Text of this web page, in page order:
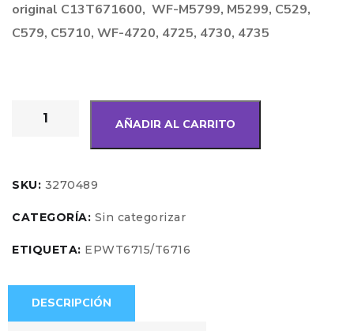
original C13T671600, WF-M5799, M5299, C529,
C579, C5710, WF-4720, 4725, 4730, 4735
AÑADIR AL CARRITO
SKU: 3270489
CATEGORÍA: Sin categorizar
ETIQUETA: EPWT6715/T6716
DESCRIPCIÓN